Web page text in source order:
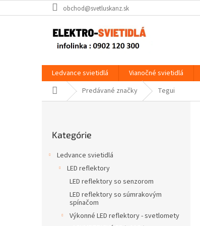
na
obchod@svetluskanz.sk
Ledvance svietidlá Vianočné svietidlá
DomovPredávané značky Tegui
kategórie
Kategórie
Ledvance svietidlá
LED reflektory
LED reflektory so senzorom
LED reflektory so súmrakovým
spínačom
Výkonné LED reflektory - svetlomety